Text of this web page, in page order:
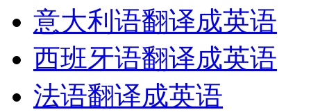
意大利语翻译成英语
西班牙语翻译成英语
法语翻译成英语